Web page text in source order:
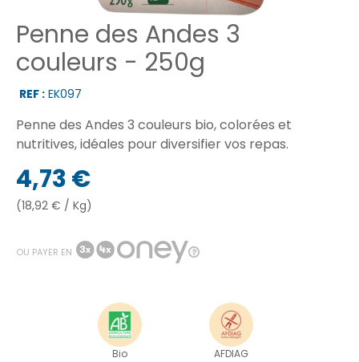
Penne des Andes 3
couleurs - 250g
REF : EK097
Penne des Andes 3 couleurs bio, colorées et
nutritives, idéales pour diversifier vos repas.
4,73 €
(18,92 € / Kg)
OU PAYER EN
Bio AFDIAG